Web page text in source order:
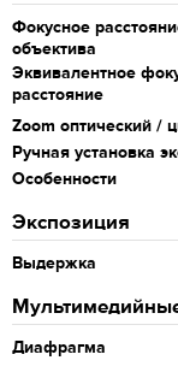
Фокусное
объектива
Эквивалентное
расстояние
Zoom оптический /
Ручная установка
Особенности
Экспозиция
Выдержка
Диафрагма